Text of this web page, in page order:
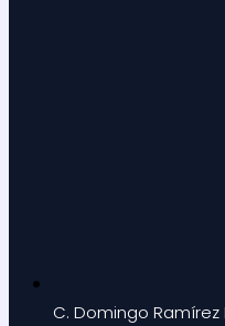
C. Domingo Ramírez